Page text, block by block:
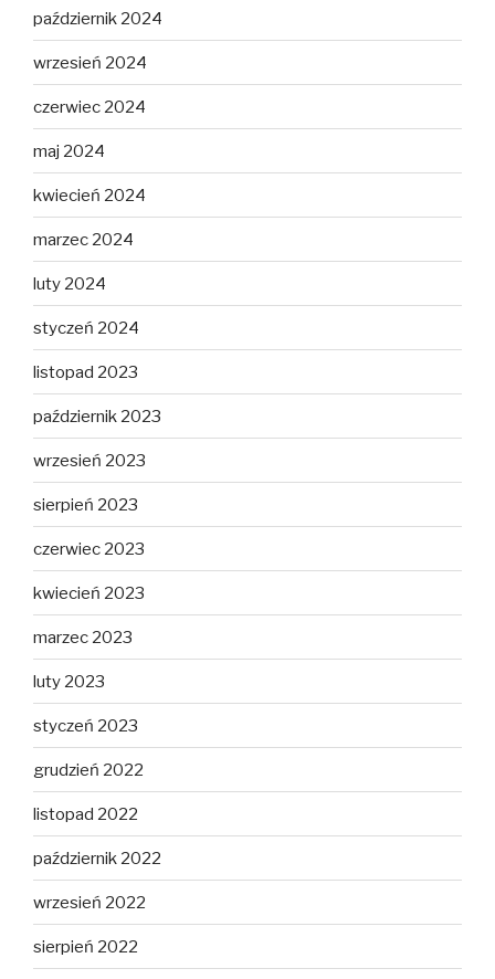
październik 2024
wrzesień 2024
czerwiec 2024
maj 2024
kwiecień 2024
marzec 2024
luty 2024
styczeń 2024
listopad 2023
październik 2023
wrzesień 2023
sierpień 2023
czerwiec 2023
kwiecień 2023
marzec 2023
luty 2023
styczeń 2023
grudzień 2022
listopad 2022
październik 2022
wrzesień 2022
sierpień 2022